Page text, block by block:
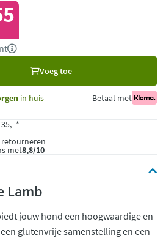
Voeg toe
in huis Betaal met
*
retourneren
met8,8/10
Lamb
jouw hond een hoogwaardige en
glutenvrije samenstelling en een